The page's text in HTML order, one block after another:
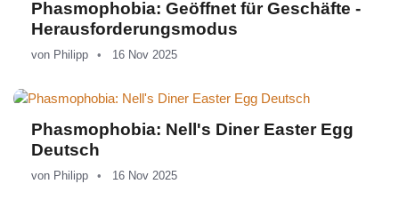
Phasmophobia: Geöffnet für Geschäfte -
Herausforderungsmodus
von Philipp 16 Nov 2025
Phasmophobia: Nell's Diner Easter Egg
Deutsch
von Philipp 16 Nov 2025